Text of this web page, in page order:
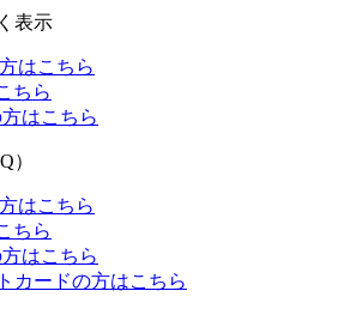
表示
はこちら
ちら
方はこちら
）
はこちら
ちら
方はこちら
カードの方はこちら